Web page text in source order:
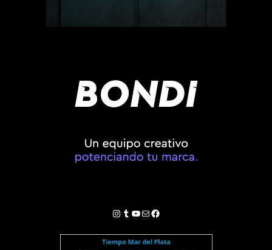
Instagram
Tumblr
YouTube
Correo electrónico
Facebook